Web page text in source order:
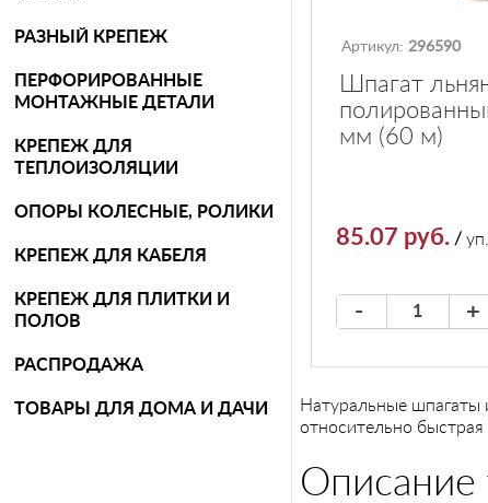
РАЗНЫЙ КРЕПЕЖ
ПЕРФОРИРОВАННЫЕ
МОНТАЖНЫЕ ДЕТАЛИ
КРЕПЕЖ ДЛЯ
ТЕПЛОИЗОЛЯЦИИ
ОПОРЫ КОЛЕСНЫЕ, РОЛИКИ
КРЕПЕЖ ДЛЯ КАБЕЛЯ
КРЕПЕЖ ДЛЯ ПЛИТКИ И
ПОЛОВ
РАСПРОДАЖА
ТОВАРЫ ДЛЯ ДОМА И ДАЧИ
Артикул: 296590
Шпагат
мм (60 м)
85.07 руб./ уп.
- +
Натуральные шпагаты
относительно
Описание